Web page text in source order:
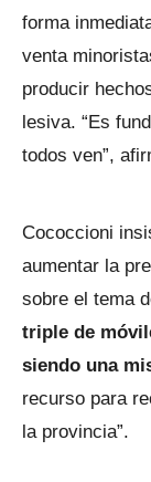
forma
venta
producir
lesiva. “Es
todos ven”,
Cococcioni
aumentar la
sobre el tema
triple de
siendo una
recurso para
la provincia”.